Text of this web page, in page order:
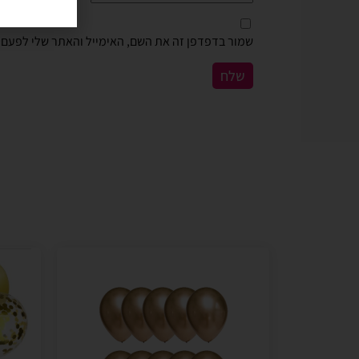
שמור בדפדפן זה את השם, האימייל והאתר שלי